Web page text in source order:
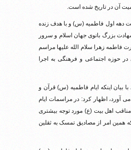
آن در تاریخ شده است.
دهه اول فاطمیه (س) و با هدف زنده
بزرگ بانوی جهان اسلام و سرور
فاطمه زهرا سلام الله علیها مراسم
در حوزه اجتماعی و فرهنگی به اجرا
بیان اینکه ایام فاطمیه (س) قرآن و
آورد، اظهار کرد: در مراسمات ایام
اهل بیت (ع) مورد توجه بیشتری
همین امر از مصادیق تمسک به ثقلین